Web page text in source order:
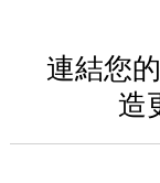
連結您
造